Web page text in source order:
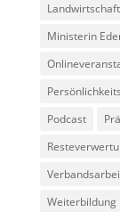
Landwirtschaft
Ministerin
Podcast
Weiterbildung